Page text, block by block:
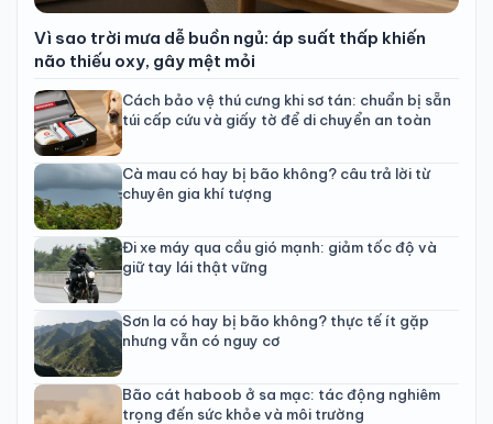
Vì sao trời mưa dễ buồn ngủ: áp suất thấp khiến
não thiếu oxy, gây mệt mỏi
Cách bảo vệ thú cưng khi sơ tán: chuẩn bị sẵn
túi cấp cứu và giấy tờ để di chuyển an toàn
Cà mau có hay bị bão không? câu trả lời từ
chuyên gia khí tượng
Đi xe máy qua cầu gió mạnh: giảm tốc độ và
giữ tay lái thật vững
Sơn la có hay bị bão không? thực tế ít gặp
nhưng vẫn có nguy cơ
Bão cát haboob ở sa mạc: tác động nghiêm
trọng đến sức khỏe và môi trường